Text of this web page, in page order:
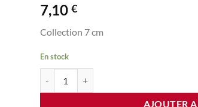
7,10 €
Collection 7 cm
En stock
AJOUTER